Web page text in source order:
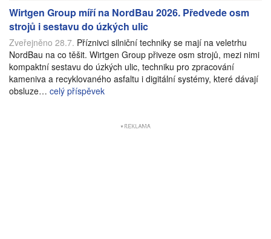
Wirtgen Group míří na NordBau 2026. Předvede osm
strojů i sestavu do úzkých ulic
Zveřejněno 28.7. Příznivci silniční techniky se mají na veletrhu
NordBau na co těšit. Wirtgen Group přiveze osm strojů, mezi nimi
kompaktní sestavu do úzkých ulic, techniku pro zpracování
kameniva a recyklovaného asfaltu i digitální systémy, které dávají
obsluze… celý příspěvek